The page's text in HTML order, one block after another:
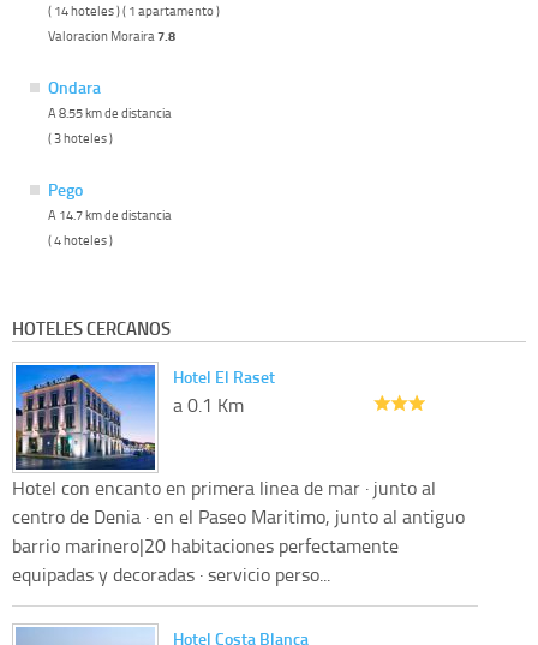
( 14 hoteles ) ( 1 apartamento )
Valoracion Moraira 7.8
Ondara
A 8.55 km de distancia
( 3 hoteles )
Pego
A 14.7 km de distancia
( 4 hoteles )
HOTELES CERCANOS
Hotel El Raset
a 0.1 Km
Hotel con encanto en primera linea de mar · junto al
centro de Denia · en el Paseo Maritimo, junto al antiguo
barrio marinero|20 habitaciones perfectamente
equipadas y decoradas · servicio perso...
Hotel Costa Blanca